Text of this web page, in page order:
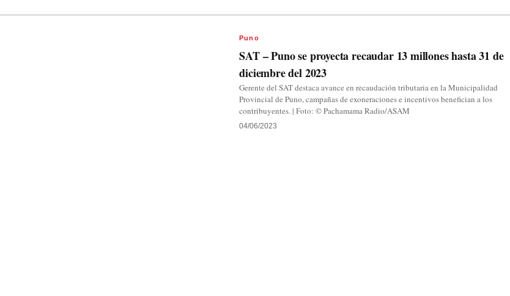
Puno
SAT – Puno se proyecta recaudar 13 millones hasta 31 de
diciembre del 2023
Gerente del SAT destaca avance en recaudación tributaria en la Municipalidad
Provincial de Puno, campañas de exoneraciones e incentivos benefician a los
contribuyentes. | Foto: © Pachamama Radio/ASAM
04/06/2023